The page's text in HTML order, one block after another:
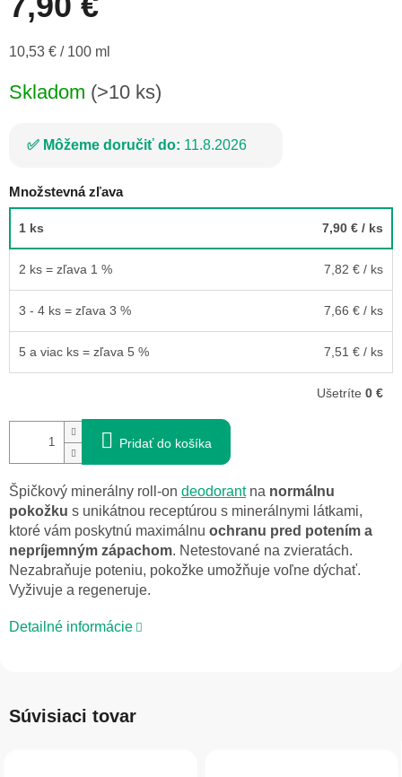
Jednotková
10,53 € / 100 ml
Skladom (>10 ks)
Môžeme doručiť do: 11.8.2026
Množstevná zľava
1 ks 7,90 € / ks
2 ks = zľava 1 % 7,82 € / ks
3 - 4 ks = zľava 3 % 7,66 € / ks
5 a viac ks = zľava 5 % 7,51 € / ks
Ušetríte 0 €
Pridať do košíka
Špičkový minerálny roll-on deodorantna normálnu
pokožku s unikátnou receptúrou s minerálnymi látkami,
ktoré vám poskytnú maximálnu ochranu pred potením a
nepríjemným zápachom. Netestované na zvieratách.
Nezabraňuje poteniu, pokožke umožňuje voľne dýchať.
Vyživuje a regeneruje.
Detailné informácie
Súvisiaci tovar